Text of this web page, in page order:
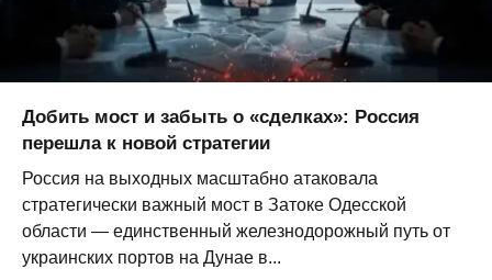
Добить мост и забыть о «сделках»: Россия
перешла к новой стратегии
Россия на выходных масштабно атаковала
стратегически важный мост в Затоке Одесской
области — единственный железнодорожный путь от
украинских портов на Дунае в...